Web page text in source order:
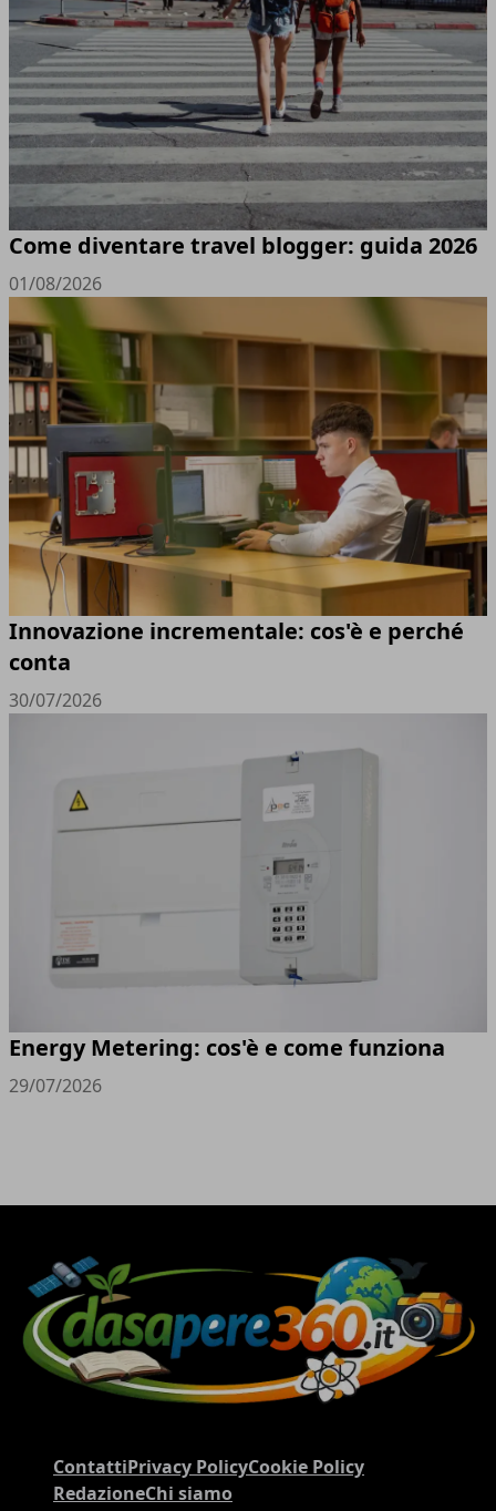
Come diventare travel blogger: guida 2026
01/08/2026
Innovazione incrementale: cos'è e perché
conta
30/07/2026
Energy Metering: cos'è e come funziona
29/07/2026
ContattiPrivacy PolicyCookie Policy
RedazioneChi siamo